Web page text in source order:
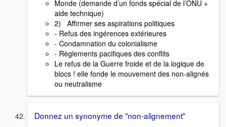
Monde (demande d’un fonds spécial de l’ONU +
aide technique)
2) Affirmer ses aspirations politiques
- Refus des ingérences extérieures
- Condamnation du colonialisme
- Règlements pacifiques des conflits
Le refus de la Guerre froide et de la logique de
blocs ! elle fonde le mouvement des non-alignés
ou neutralisme
Donnez un synonyme de "non-alignement"